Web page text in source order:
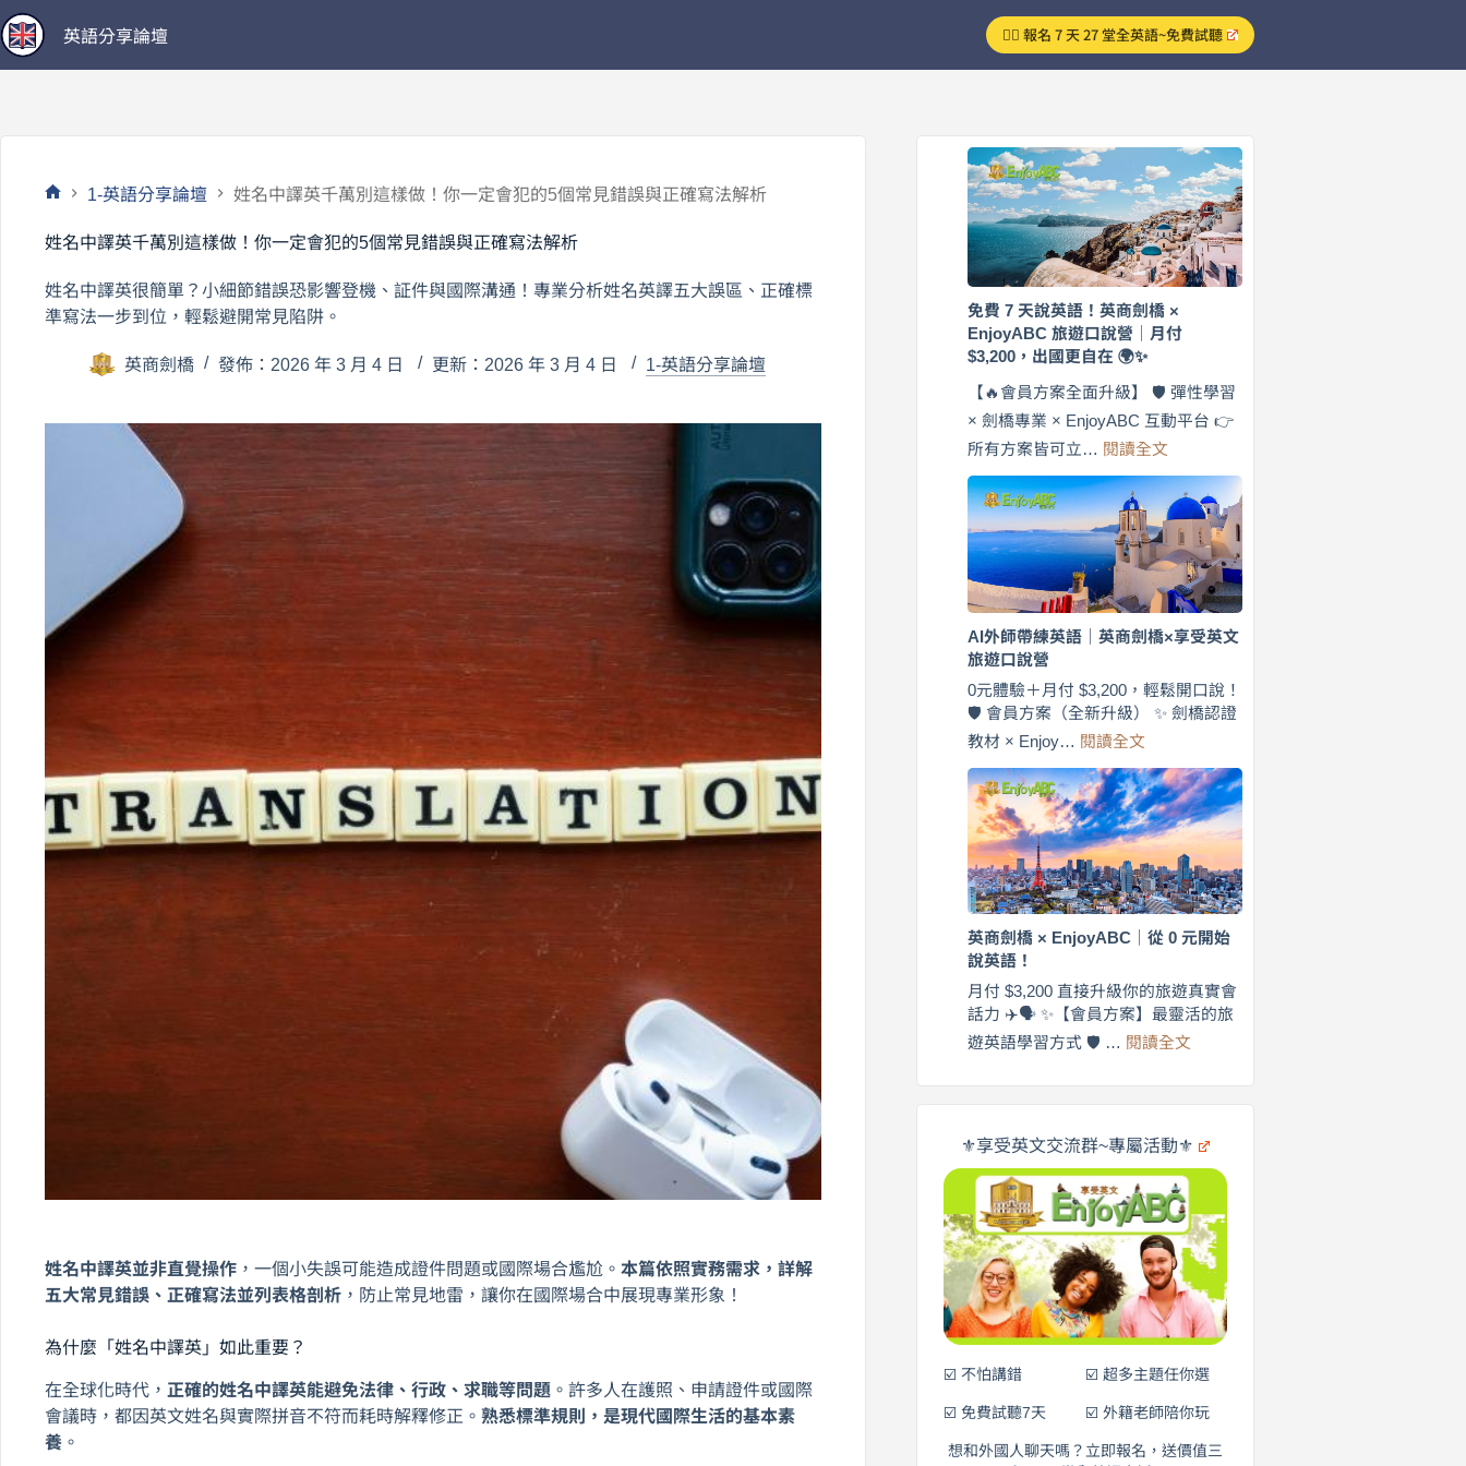
跳
至
主
英語分享論壇 👉🏻 報名 7 天 27 堂全英語~免費試聽
頁
1-英語分享論壇 姓名中譯英千萬別這樣做！你一定會犯的5個常見錯誤與正確寫法解析
姓名中譯英千萬別這樣做！你一定會犯的5個常見錯誤與正確寫法解析
姓名中譯英很簡單？小細節錯誤恐影響登機、証件與國際溝通！專業分析姓名英譯五大誤區、正確標
準寫法一步到位，輕鬆避開常見陷阱。
英商劍橋 發佈：2026 年 3 月 4 日 更新：2026 年 3 月 4 日 1-英語分享論壇
姓名中譯英並非直覺操作 ，一個小失誤可能造成證件問題或國際場合尷尬。 本篇依照實務需求，詳解
五大常見錯誤、正確寫法並列表格剖析 ，防止常見地雷，讓你在國際場合中展現專業形象！
為什麼「姓名中譯英」如此重要？
在全球化時代， 正確的姓名中譯英能避免法律、行政、求職等問題 。許多人在護照、申請證件或國際
會議時，都因英文姓名與實際拼音不符而耗時解釋修正。 熟悉標準規則，是現代國際生活的基本素
養 。
免費 7 天說英語！英商劍橋 ×
EnjoyABC 旅遊口說營｜月付
$3,200，出國更自在 🌍✨
【🔥會員方案全面升級】 🛡️ 彈性學習
× 劍橋專業 × EnjoyABC 互動平台 👉
所有方案皆可立… 閱讀全文
費
7
天
說
英
語！
商
橋
×
EnjoyABC
遊
口
說
營
｜
月
付
$3,200，
更
自
在
✨
AI外師帶練英語｜英商劍橋×享受英文
旅遊口說營
0元體驗＋月付 $3,200，輕鬆開口說！
🛡️ 會員方案（全新升級） ✨ 劍橋認證
教材 × Enjoy… 閱讀全文
外
師
帶
練
英
語
｜
英
劍
橋
×
享
英
旅
遊
口
說
營
英商劍橋 × EnjoyABC｜從 0 元開始
說英語！
月付 $3,200 直接升級你的旅遊真實會
話力 ✈️🗣️ ✨【會員方案】最靈活的旅
遊英語學習方式 🛡️ … 閱讀全文
商
劍
×
EnjoyABC
0
元
開
始
說
英
語！
⚜️享受英文交流群~專屬活動⚜️
☑️ 不怕講錯
☑️ 免費試聽7天
☑️ 超多主題任你選
☑️ 外籍老師陪你玩
想和外國人聊天嗎？立即報名，送價值三